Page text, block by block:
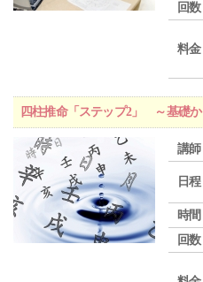
回数
料金
四柱推命「ステップ2」 ～基礎
講師
日程
時間
回数